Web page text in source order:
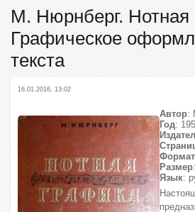
М. Нюрнберг. Нотная
Графическое
текста
16.01.2016, 13:02
Автор:
Год:
Формат
Размер
Язык: